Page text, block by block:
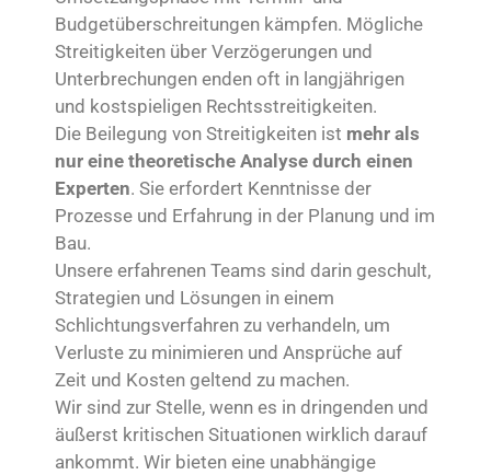
Budgetüberschreitungen kämpfen. Mögliche
Streitigkeiten über Verzögerungen und
Unterbrechungen enden oft in langjährigen
und kostspieligen Rechtsstreitigkeiten.
Die Beilegung von Streitigkeiten ist mehr als
nur eine theoretische Analyse durch einen
Experten. Sie erfordert Kenntnisse der
Prozesse und Erfahrung in der Planung und im
Bau.
Unsere erfahrenen Teams sind darin geschult,
Strategien und Lösungen in einem
Schlichtungsverfahren zu verhandeln, um
Verluste zu minimieren und Ansprüche auf
Zeit und Kosten geltend zu machen.
Wir sind zur Stelle, wenn es in dringenden und
äußerst kritischen Situationen wirklich darauf
ankommt. Wir bieten eine unabhängige